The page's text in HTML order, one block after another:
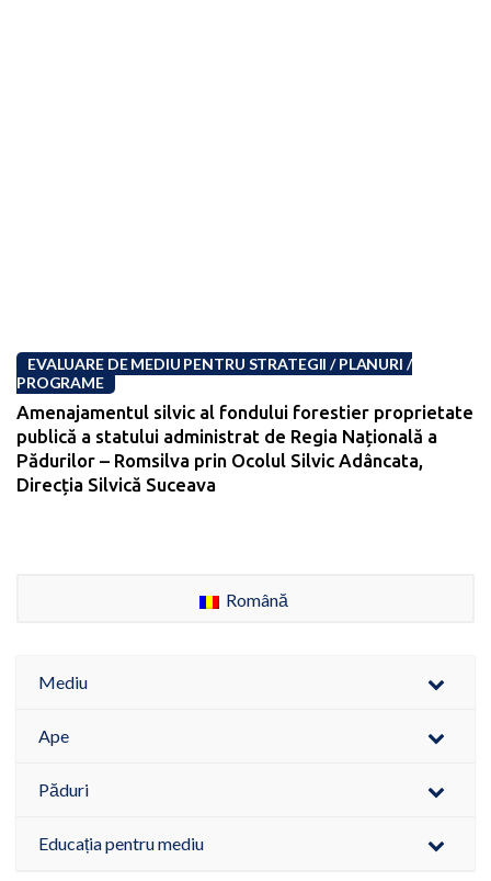
EVALUARE DE MEDIU PENTRU STRATEGII / PLANURI /
PROGRAME
Amenajamentul silvic al fondului forestier proprietate
publică a statului administrat de Regia Națională a
Pădurilor – Romsilva prin Ocolul Silvic Adâncata,
Direcția Silvică Suceava
Română
Mediu
Ape
Păduri
Educația pentru mediu